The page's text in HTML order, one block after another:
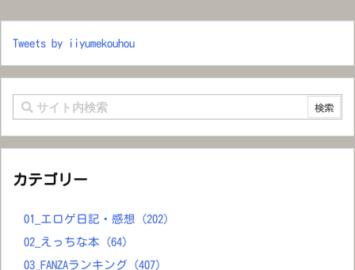
Tweets by iiyumekouhou
カテゴリー
01_エロゲ日記・感想
(202)
02_えっちな本
(64)
03_FANZAランキング
(407)